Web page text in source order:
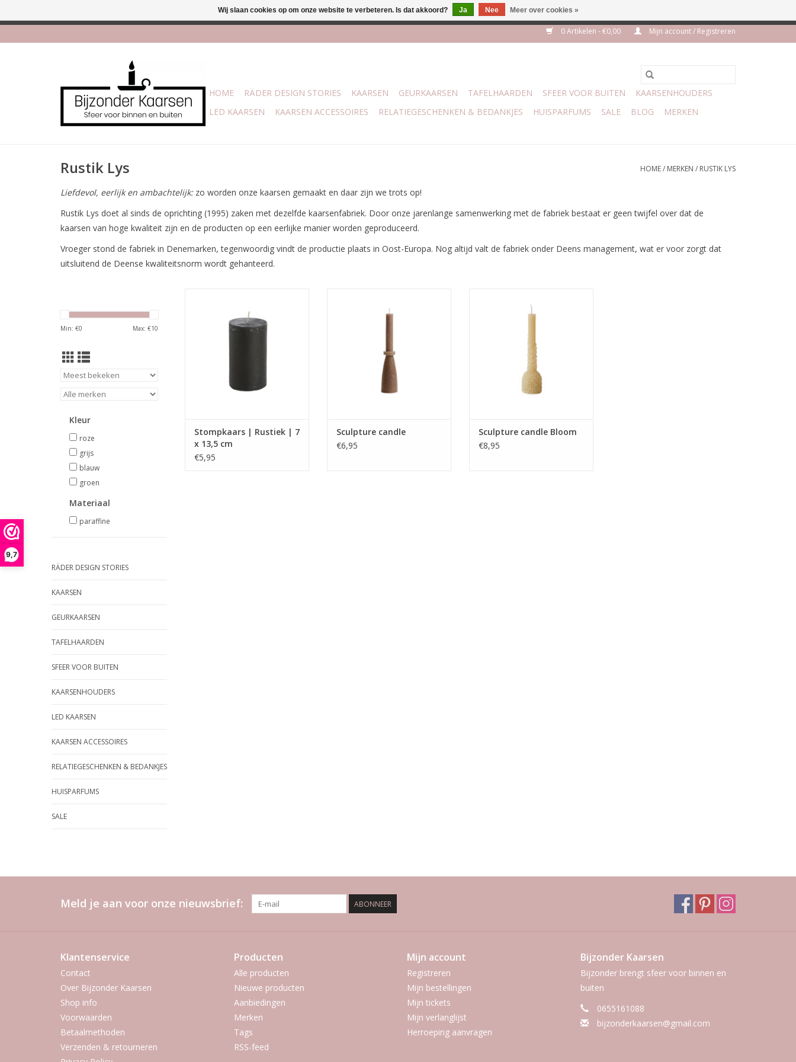
9,7
0 Artikelen - €0,00 Mijn account / Registreren
HOME RÄDER DESIGN STORIES KAARSEN GEURKAARSEN TAFELHAARDEN SFEER VOOR BUITEN
KAARSENHOUDERS
LED KAARSEN
KAARSEN ACCESSOIRES RELATIEGESCHENKEN & BEDANKJES HUISPARFUMS SALE BLOG MERKEN
Rustik Lys HOME/ MERKEN / RUSTIK LYS
Liefdevol, eerlijk en ambachtelijk:zo worden onze kaarsen gemaakt en daar zijn we trots op!
Rustik Lys doet al sinds de oprichting (1995) zaken met dezelfde kaarsenfabriek. Door onze jarenlange samenwerking met de fabriek bestaat er geen twijfel over dat de
kaarsen van hoge kwaliteit zijn en de producten op een eerlijke manier worden geproduceerd.
Vroeger stond de fabriek in Denemarken, tegenwoordig vindt de productie plaats in Oost-Europa. Nog altijd valt de fabriek onder Deens management, wat er voor zorgt dat
uitsluitend de Deense kwaliteitsnorm wordt gehanteerd.
Min: €0 Max: €10
Kleur
roze
grijs
blauw
groen
Materiaal
paraffine
RÄDER DESIGN STORIES
KAARSEN
GEURKAARSEN
TAFELHAARDEN
SFEER VOOR BUITEN
KAARSENHOUDERS
LED KAARSEN
KAARSEN ACCESSOIRES
RELATIEGESCHENKEN & BEDANKJES
HUISPARFUMS
SALE
TOEVOEGEN AAN WINKELWAGEN
Stompkaars | Rustiek | 7
x 13,5 cm
€5,95
Brandtijd :14 uurs
Sculpture candle
€6,95
bloemen.
Sculpture candle Bloom
€8,95
Meld je aan voor onze nieuwsbrief: ABONNEER
Klantenservice
Contact
Over Bijzonder Kaarsen
Shop info
Voorwaarden
Betaalmethoden
Verzenden & retourneren
Producten
Alle producten
Nieuwe producten
Aanbiedingen
Merken
Tags
RSS-feed
Mijn account
Registreren
Mijn bestellingen
Mijn tickets
Mijn verlanglijst
Herroeping aanvragen
Bijzonder Kaarsen
Bijzonder brengt sfeer voor binnen en
buiten
0655161088
bijzonderkaarsen@gmail.com
Wij slaan cookies op om onze website te verbeteren. Is dat akkoord? Ja Nee Meer over cookies »
Afhalen is mogelijk bij mijn winkel Trotz | Belvederelaan 107 Zwolle | 27 juli t/m 3 aug VAKANTIE